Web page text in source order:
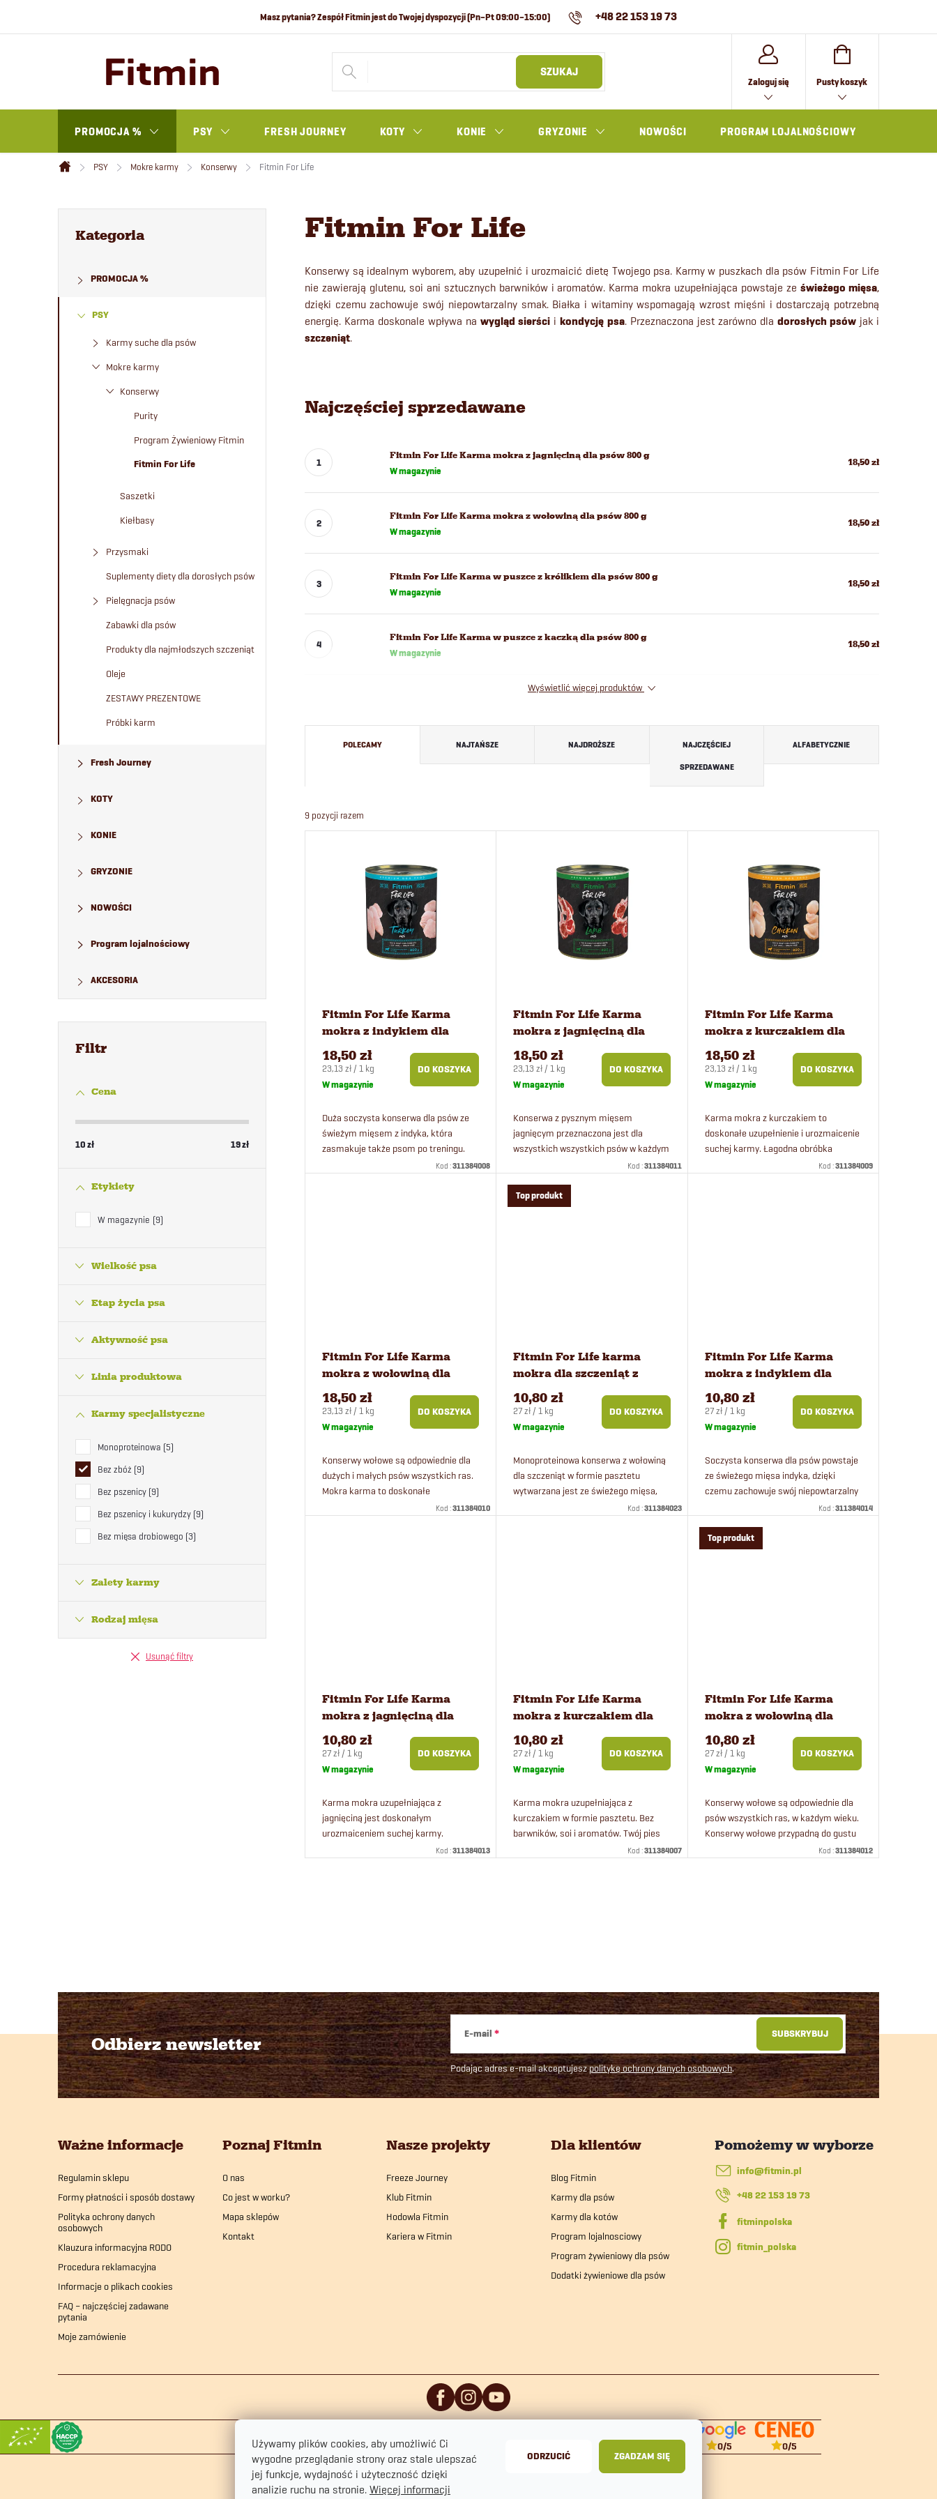
Używamy plików cookies, aby umożliwić Ci
wygodne przeglądanie strony oraz stale ulepszać
jej funkcje, wydajność i użyteczność dzięki
analizie ruchu na stronie. Więcej informacji
ODRZUCIĆ ZGADZAM SIĘ
+48 22 153 19 73
SZUKAJ
Zaloguj się KOSZYK
Pusty koszyk
PROMOCJA % PSY FRESH JOURNEY KOTY KONIE GRYZONIE NOWOŚCI PROGRAM LOJALNOŚCIOWY
Home
PSY Mokre karmy Konserwy Fitmin For Life
P
s
kategorie
Kategoria
PROMOCJA %
PSY
Karmy suche dla psów
Mokre karmy
Konserwy
Purity
Program Żywieniowy Fitmin
Fitmin For Life
Saszetki
Kiełbasy
Przysmaki
Suplementy diety dla dorosłych psów
Pielęgnacja psów
Zabawki dla psów
Produkty dla najmłodszych szczeniąt
Oleje
ZESTAWY PREZENTOWE
Próbki karm
Fresh Journey
KOTY
KONIE
GRYZONIE
NOWOŚCI
Program lojalnościowy
AKCESORIA
Cena
10zł 19zł
Etykiety
W magazynie 9
Wielkość psa
Etap życia psa
Aktywność psa
Linia produktowa
Karmy specjalistyczne
Monoproteinowa 5
Bez zbóż 9
Bez pszenicy 9
Bez pszenicy i kukurydzy 9
Bez mięsa drobiowego 3
Zalety karmy
Rodzaj mięsa
Usunąć filtry
Fitmin For Life
Konserwy są idealnym wyborem, aby uzupełnić i urozmaicić dietę Twojego psa. Karmy w puszkach dla psów Fitmin For Life
nie zawierają glutenu, soi ani sztucznych barwników i aromatów. Karma mokra uzupełniająca powstaje ześwieżego mięsa,
dzięki czemu zachowuje swój niepowtarzalny smak. Białka i witaminy wspomagają wzrost mięśni i dostarczają potrzebną
energię. Karma doskonale wpływa nawygląd sierści ikondycję psa. Przeznaczona jest zarówno dla dorosłych psówjak i
szczeniąt.
Najczęściej sprzedawane
Fitmin For Life Karma mokra z jagnięciną dla psów 800 g
W magazynie
18,50 zł
Fitmin For Life Karma mokra z wołowiną dla psów 800 g
W magazynie
18,50 zł
Fitmin For Life Karma w puszce z królikiem dla psów 800 g
W magazynie
18,50 zł
Fitmin For Life Karma w puszce z kaczką dla psów 800 g
W magazynie
18,50 zł
Wyświetlić więcej produktów
r
w
POLECAMY NAJTAŃSZE NAJDROŻSZE NAJCZĘŚCIEJ
SPRZEDAWANE
ALFABETYCZNIE
9 pozycji razem
Fitmin For Life Karma
mokra z indykiem dla
psów 800 g
18,50 zł
Cena
jednostkowa:
23,13 zł / 1 kg
W magazynie
DO KOSZYKA
Duża soczysta konserwa dla psów ze
świeżym mięsem z indyka, która
zasmakuje także psom po treningu.
Kod :311384008
Fitmin For Life Karma
mokra z jagnięciną dla
psów 800 g
18,50 zł
Cena
jednostkowa:
23,13 zł / 1 kg
W magazynie
DO KOSZYKA
Konserwa z pysznym mięsem
jagnięcym przeznaczona jest dla
wszystkich wszystkich psów w każdym
Kod :311384011
Fitmin For Life Karma
mokra z kurczakiem dla
psów 800 g
18,50 zł
Cena
jednostkowa:
23,13 zł / 1 kg
W magazynie
DO KOSZYKA
Karma mokra z kurczakiem to
doskonałe uzupełnienie i urozmaicenie
suchej karmy. Łagodna obróbka
termiczna pozwala zachowaćKod :311384009
Fitmin For Life Karma
mokra z wołowiną dla
psów 800 g
18,50 zł
Cena
jednostkowa:
23,13 zł / 1 kg
W magazynie
DO KOSZYKA
Konserwy wołowe są odpowiednie dla
dużych i małych psów wszystkich ras.
Mokra karma to doskonałe
uzupełnienie i urozmaicenie suchej
Kod :311384010
Top produkt
Fitmin For Life karma
mokra dla szczeniąt z
wołowiną 400 g
10,80 zł
Cena
jednostkowa:
27 zł / 1 kg
W magazynie
DO KOSZYKA
Monoproteinowa konserwa z wołowiną
dla szczeniąt w formie pasztetu
wytwarzana jest ze świeżego mięsa,
dzięki czemu zachowuje swójKod :311384023
Fitmin For Life Karma
mokra z indykiem dla
psów 400 g
10,80 zł
Cena
jednostkowa:
27 zł / 1 kg
W magazynie
DO KOSZYKA
Soczysta konserwa dla psów powstaje
ze świeżego mięsa indyka, dzięki
czemu zachowuje swój niepowtarzalny
Kod :311384014
Fitmin For Life Karma
mokra z jagnięciną dla
psów 400 g
10,80 zł
Cena
jednostkowa:
27 zł / 1 kg
W magazynie
DO KOSZYKA
Karma mokra uzupełniająca z
jagnięciną jest doskonałym
urozmaiceniem suchej karmy.
Łagodna obróbka termiczna pozwala
Kod :311384013
Fitmin For Life Karma
mokra z kurczakiem dla
psów 400 g
10,80 zł
Cena
jednostkowa:
27 zł / 1 kg
W magazynie
DO KOSZYKA
Karma mokra uzupełniająca z
kurczakiem w formie pasztetu. Bez
barwników, soi i aromatów. Twój pies
będzie zadowolony i pełen energii.
Kod :311384007
Top produkt
Fitmin For Life Karma
mokra z wołowiną dla
psów 400 g
10,80 zł
Cena
jednostkowa:
27 zł / 1 kg
W magazynie
DO KOSZYKA
Konserwy wołowe są odpowiednie dla
psów wszystkich ras, w każdym wieku.
Konserwy wołowe przypadną do gustu
nawet największemu łasuchowi.
Kod :311384012
t
r
o
l
k
i
Odbierz newsletter
E-mail
Podając adres e-mail akceptujeszpolitykę ochrony danych osobowych.
SUBSKRYBUJ
Ważne informacje
Regulamin sklepu
Formy płatności i sposób dostawy
Polityka ochrony danych
osobowych
Klauzura informacyjna RODO
Procedura reklamacyjna
Informacje o plikach cookies
FAQ – najczęściej zadawane
pytania
Moje zamówienie
Poznaj Fitmin
O nas
Co jest w worku?
Mapa sklepów
Kontakt
Nasze projekty
Freeze Journey
Klub Fitmin
Hodowla Fitmin
Kariera w Fitmin
Dla klientów
Blog Fitmin
Karmy dla psów
Karmy dla kotów
Program lojalnosciowy
Program żywieniowy dla psów
Dodatki żywieniowe dla psów
info@fitmin.pl
+48 22 153 19 73
fitmin_polska
0/5 0/5